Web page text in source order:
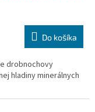
Do košíka
drobnochovy
hladiny minerálnych